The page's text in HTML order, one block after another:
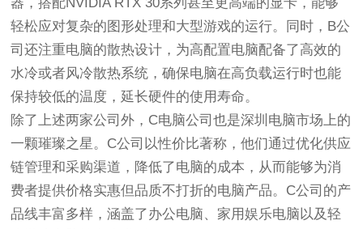
轻松应对复杂的图形处理和大型游戏的运行。同时，B公
司还注重电脑的散热设计，为高配置电脑配备了高效的
水冷或者风冷散热系统，确保电脑在高负载运行时也能
保持较低的温度，延长硬件的使用寿命。
除了上述两家公司外，C电脑公司也是深圳电脑市场上的
一颗璀璨之星。C公司以性价比著称，他们通过优化供应
链管理和采购渠道，降低了电脑的成本，从而能够为消
费者提供价格实惠但品质不打折的电脑产品。C公司的产
品线丰富多样，涵盖了办公电脑、家用娱乐电脑以及轻